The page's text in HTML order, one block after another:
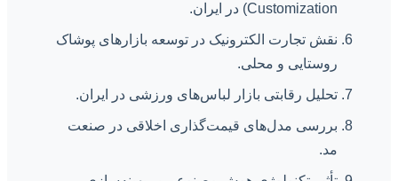
Customization) در ایران.
نقش تجارت الکترونیک در توسعه بازارهای پوشاک
روستایی و محلی.
تحلیل رقابتی بازار لباس‌های ورزشی در ایران.
بررسی مدل‌های قیمت‌گذاری اخلاقی در صنعت
مد.